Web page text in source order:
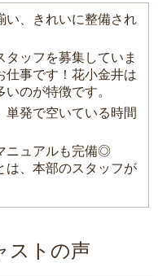
い、きれいに整備され
タッフを募集していま
仕事です！花小金井は
のが特徴です。
単発で空いている時間
ニュアルも完備◎
は、本部のスタッフが
ストの声